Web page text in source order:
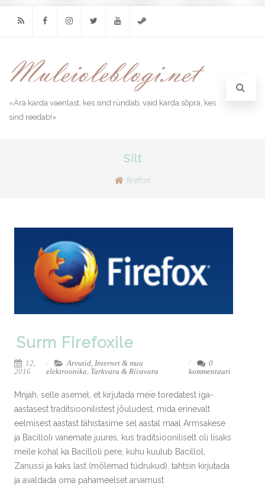
«Ära karda vaenlast, kes sind ründab, vaid karda sõpra, kes
sind reedab!»
Silt
firefox
Surm Firefoxile
12,
2016
Arvutid, Internet & muu
elektroonika, Tarkvara & Riistvara
0
kommentaari
Mnjah, selle asemel, et kirjutada meie toredatest iga-
aastasest traditsioonilistest jõuludest, mida erinevalt
eelmisest aastast tähistasime sel aastal maal Armsakese
ja Bacilloli vanemate juures, kus traditsiooniliselt oli lisaks
meile kohal ka Bacilloli pere, kuhu kuulub Bacillol,
Zanussi ja kaks last (mõlemad tüdrukud), tahtsin kirjutada
ja avaldada oma pahameelset arvamust